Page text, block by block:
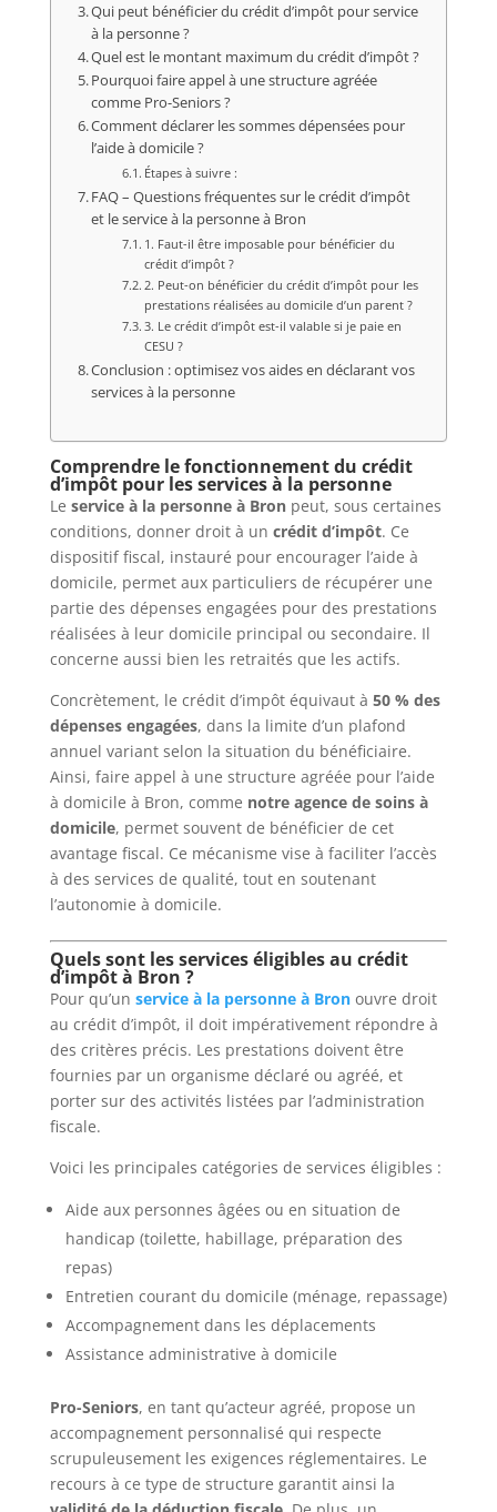
Qui peut bénéficier du crédit d’impôt pour service
à la personne ?
Quel est le montant maximum du crédit d’impôt ?
Pourquoi faire appel à une structure agréée
comme Pro-Seniors ?
Comment déclarer les sommes dépensées pour
l’aide à domicile ?
Étapes à suivre :
FAQ – Questions fréquentes sur le crédit d’impôt
et le service à la personne à Bron
1. Faut-il être imposable pour bénéficier du
crédit d’impôt ?
2. Peut-on bénéficier du crédit d’impôt pour les
prestations réalisées au domicile d’un parent ?
3. Le crédit d’impôt est-il valable si je paie en
CESU ?
Conclusion : optimisez vos aides en déclarant vos
services à la personne
Comprendre le fonctionnement du crédit
d’impôt pour les services à la personne
Le service à la personne à Bronpeut, sous certaines
conditions, donner droit à un crédit d’impôt. Ce
dispositif fiscal, instauré pour encourager l’aide à
domicile, permet aux particuliers de récupérer une
partie des dépenses engagées pour des prestations
réalisées à leur domicile principal ou secondaire. Il
concerne aussi bien les retraités que les actifs.
Concrètement, le crédit d’impôt équivaut à 50 % des
dépenses engagées, dans la limite d’un plafond
annuel variant selon la situation du bénéficiaire.
Ainsi, faire appel à une structure agréée pour l’aide
à domicile à Bron, comme notre agence de soins à
domicile, permet souvent de bénéficier de cet
avantage fiscal. Ce mécanisme vise à faciliter l’accès
à des services de qualité, tout en soutenant
l’autonomie à domicile.
Quels sont les services éligibles au crédit
d’impôt à Bron ?
Pour qu’un service à la personne à Bron ouvre droit
au crédit d’impôt, il doit impérativement répondre à
des critères précis. Les prestations doivent être
fournies par un organisme déclaré ou agréé, et
porter sur des activités listées par l’administration
fiscale.
Voici les principales catégories de services éligibles :
Aide aux personnes âgées ou en situation de
handicap (toilette, habillage, préparation des
repas)
Entretien courant du domicile (ménage, repassage)
Accompagnement dans les déplacements
Assistance administrative à domicile
Pro-Seniors, en tant qu’acteur agréé, propose un
accompagnement personnalisé qui respecte
scrupuleusement les exigences réglementaires. Le
recours à ce type de structure garantit ainsi la